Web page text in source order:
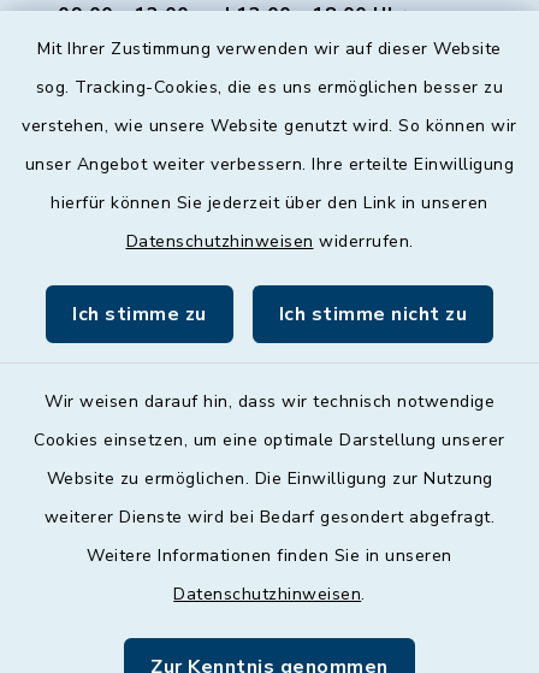
Mit Ihrer Zustimmung verwenden wir auf dieser Website
sog. Tracking-Cookies, die es uns ermöglichen besser zu
verstehen, wie unsere Website genutzt wird. So können wir
unser Angebot weiter verbessern. Ihre erteilte Einwilligung
hierfür können Sie jederzeit über den Link in unseren
Datenschutzhinweisen widerrufen.
Ich stimme zu Ich stimme nicht zu
Wir weisen darauf hin, dass wir technisch notwendige
Cookies einsetzen, um eine optimale Darstellung unserer
Website zu ermöglichen. Die Einwilligung zur Nutzung
weiterer Dienste wird bei Bedarf gesondert abgefragt.
Weitere Informationen finden Sie in unseren
Datenschutzhinweisen.
Zur Kenntnis genommen
09:00 - 12:00 und 13:00 - 18:00 Uhr
Donnerstag
09:00 - 12:00 und 13:00 - 18:00 Uhr
09:00 - 12:00 Uhr
Barrierefreiheit